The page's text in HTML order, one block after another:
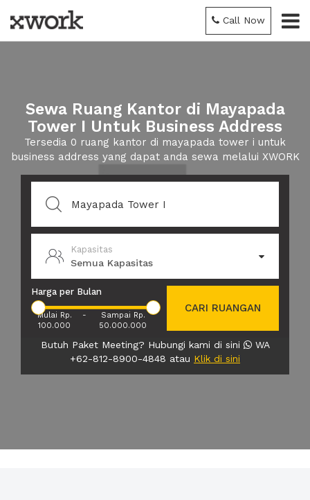
Call Now
Sewa Ruang Kantor di Mayapada
Tower I Untuk Business Address
Tersedia 0 ruang kantor di mayapada tower i untuk
business address yang dapat anda sewa melalui XWORK
Kapasitas
Semua Kapasitas
Harga per Bulan
Mulai Rp.
100.000
-
Sampai Rp.
50.000.000
CARI RUANGAN
Butuh Paket Meeting? Hubungi kami di sini
WA
+62-812-8900-4848 atau Klik di sini